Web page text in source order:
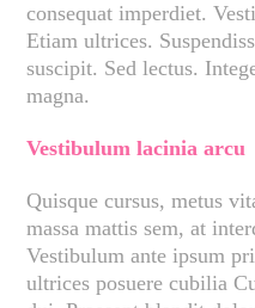
consequat imperdiet.
Etiam ultrices.
suscipit. Sed lectus.
magna.
Vestibulum lacinia arcu
Quisque cursus, metus
massa mattis sem, at
Vestibulum ante ipsum
ultrices posuere cubilia